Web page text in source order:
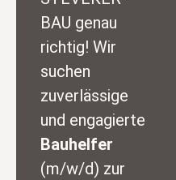
BAU genau
richtig! Wir
suchen
zuverlässige
und engagierte
Bauhelfer
(m/w/d) zur